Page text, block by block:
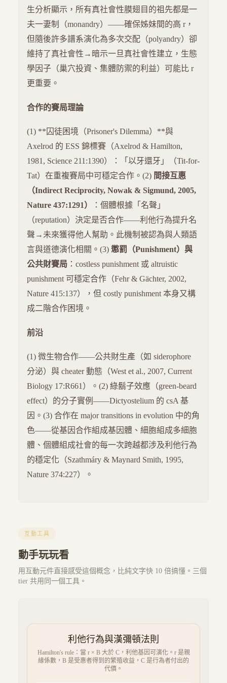
生分析顯示，所有真社會性膜翅目的祖先都是一
夫一妻制（monandry）——確保姊妹間的高 r，
但隨後許多譜系演化為多次交配（polyandry）卻
維持了真社會性→暗示一旦真社會性建立，生態
學因子（巢穴投資、集體防禦的利益）可能比 r
更重要。
合作的賽局理論
(1) **囚徒困境（Prisoner's Dilemma）**與
Axelrod 的 ESS 錦標賽（Axelrod & Hamilton,
1981, Science 211:1390）：「以牙還牙」（Tit-for-
Tat）在重複賽局中可穩定合作。(2) 間接互惠
（Indirect Reciprocity, Nowak & Sigmund, 2005,
Nature 437:1291）
：個體根據「名聲」
（reputation）決定是否合作——利他行為提升名
聲→未來獲得他人幫助。此機制被認為與人類語
言與道德演化相關。(3) 懲罰（Punishment）與
公共財賽局 ：costless punishment 或 altruistic
punishment 可穩定合作（Fehr & Gächter, 2002,
Nature 415:137），但 costly punishment 本身又構
成二階合作困境。
前沿
(1) 微生物合作——公共財生產（如 siderophore
分泌）與 cheater 動態（West et al., 2007, Current
Biology 17:R661）。(2) 綠鬍子效應（green-beard
effect）的分子實例——Dictyostelium 的 csA 基
因。(3) 合作在 major transitions in evolution 中的角
色——從基因合作組成基因體、細胞組成多細胞
體、個體組成社會的每一次跨越都涉及利他行為
的穩定化（Szathmáry & Maynard Smith, 1995,
Nature 374:227）。
互動工具
動手玩玩看
用互動元件直接感受這個概念，比純文字快 10 倍搞懂。三個
tier 共用同一個工具。
利他行為與漢彌頓法則
Hamilton's rule：當 r × B 大於 C，利他基因可演化。r 是親
緣係數，B 是受惠者得到的繁殖收益，C 是行為者付出的
代價。